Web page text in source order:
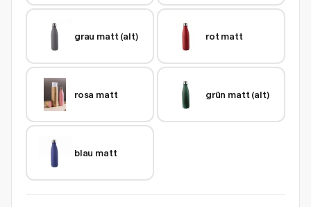
grau matt (alt) rot matt
rosa matt grün matt (alt)
blau matt